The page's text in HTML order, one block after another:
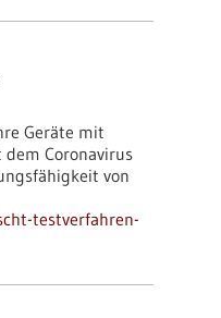
Geräte mit
Coronavirus
von
testverfahren-